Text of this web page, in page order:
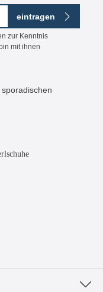
eintragen
zur Kenntnis
mit ihnen